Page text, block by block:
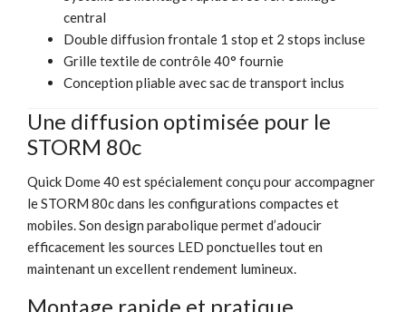
central
Double diffusion frontale 1 stop et 2 stops incluse
Grille textile de contrôle 40° fournie
Conception pliable avec sac de transport inclus
Une diffusion optimisée pour le
STORM 80c
Quick Dome 40 est spécialement conçu pour accompagner
le STORM 80c dans les configurations compactes et
mobiles. Son design parabolique permet d’adoucir
efficacement les sources LED ponctuelles tout en
maintenant un excellent rendement lumineux.
Montage rapide et pratique